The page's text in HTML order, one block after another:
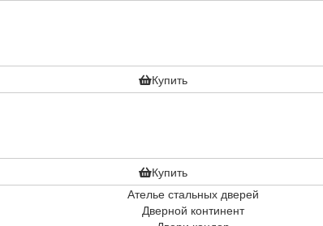
Купить
Купить